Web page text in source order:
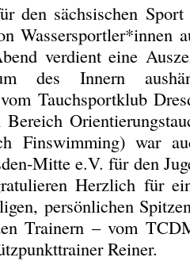
den sächsischen
Wassersportler*innen
verdient eine
des Innern
Tauchsportklub
Finswimming) war
Mitte e.V. für den
Herzlich für
persönlichen
Trainern – vom
Reiner.